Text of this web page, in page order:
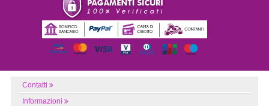
Contatti
Informazioni